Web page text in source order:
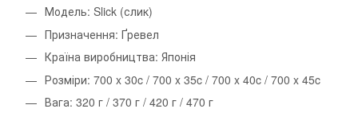
Модель: Slick (слик)
Призначення: Ґревел
Країна виробництва: Японія
Розміри: 700 x 30c / 700 x 35c / 700 x 40c / 700 x 45c
Вага: 320 г / 370 г / 420 г / 470 г